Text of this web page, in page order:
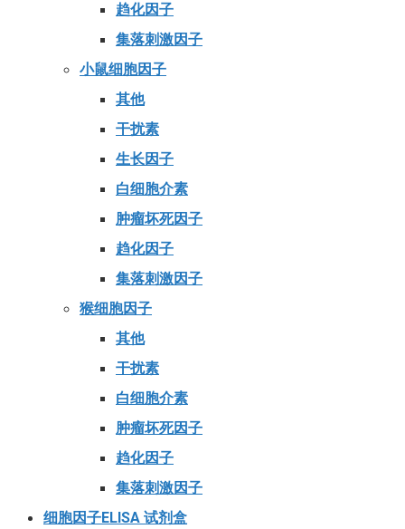
趋化因子
集落刺激因子
小鼠细胞因子
其他
干扰素
生长因子
白细胞介素
肿瘤坏死因子
趋化因子
集落刺激因子
猴细胞因子
其他
干扰素
白细胞介素
肿瘤坏死因子
趋化因子
集落刺激因子
细胞因子ELISA 试剂盒